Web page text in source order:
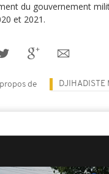
du gouvernement
et 2021.
de DJIHADISTE